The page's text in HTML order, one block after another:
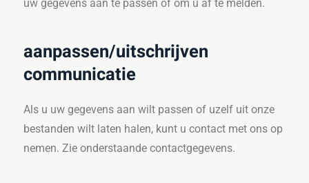
uw gegevens aan te passen of om u af te melden.
aanpassen/uitschrijven
communicatie
Als u uw gegevens aan wilt passen of uzelf uit onze
bestanden wilt laten halen, kunt u contact met ons op
nemen. Zie onderstaande contactgegevens.